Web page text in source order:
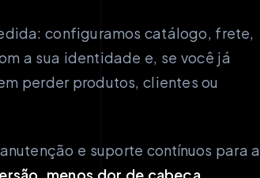
configuramos catálogo, frete,
a sua identidade e, se você já
perder produtos, clientes ou
e suporte contínuos para a